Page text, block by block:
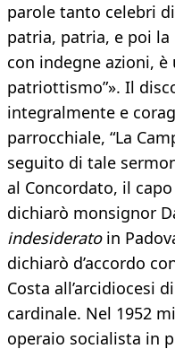
parole tanto celebri
patria, patria, e poi
con indegne azioni,
patriottismo”». Il
integralmente e
parrocchiale, “La
seguito di tale
al Concordato, il
dichiarò monsignor
indesideratoin
dichiarò d’accordo
Costa all’arcidiocesi
cardinale. Nel 1952
operaio socialista in